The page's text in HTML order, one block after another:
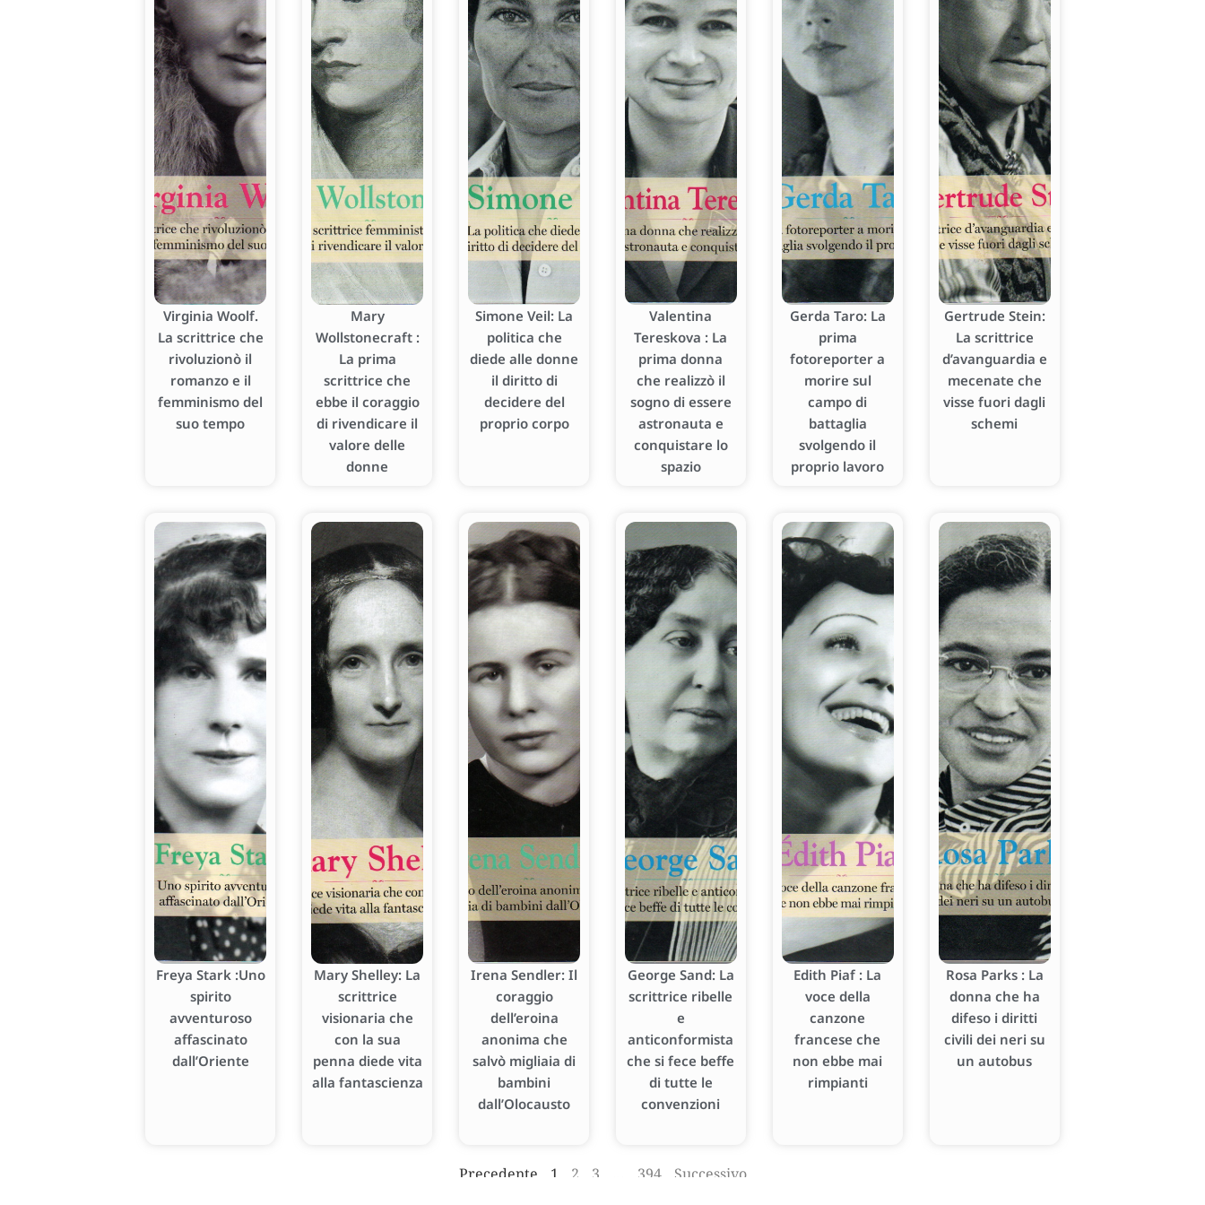
Virginia Woolf.
La scrittrice che
rivoluzionò il
romanzo e il
femminismo del
suo tempo
Mary
Wollstonecraft :
La prima
scrittrice che
ebbe il coraggio
di rivendicare il
valore delle
donne
Simone Veil: La
politica che
diede alle donne
il diritto di
decidere del
proprio corpo
Valentina
Tereskova : La
prima donna
che realizzò il
sogno di essere
astronauta e
conquistare lo
spazio
Gerda Taro: La
prima
fotoreporter a
morire sul
campo di
battaglia
svolgendo il
proprio lavoro
Gertrude Stein:
La scrittrice
d’avanguardia e
mecenate che
visse fuori dagli
schemi
Freya Stark :Uno
spirito
avventuroso
affascinato
dall’Oriente
Mary Shelley: La
scrittrice
visionaria che
con la sua
penna diede vita
alla fantascienza
Irena Sendler: Il
coraggio
dell’eroina
anonima che
salvò migliaia di
bambini
dall’Olocausto
George Sand: La
scrittrice ribelle
e
anticonformista
che si fece beffe
di tutte le
convenzioni
Edith Piaf : La
voce della
canzone
francese che
non ebbe mai
rimpianti
Rosa Parks : La
donna che ha
difeso i diritti
civili dei neri su
un autobus
Precedente 1 2 3 394 Successivo